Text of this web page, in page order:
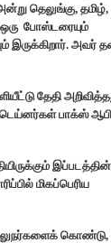
தெலுங்கு, தமிழ்,
போஸ்டரையும்
இருக்கிறார். அவர்
தேதி
பாக்ஸ்
மிகப்பெரிய
கொண்டு,